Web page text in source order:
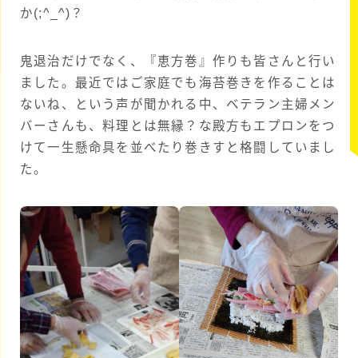
か(;^_^)？
鬼退治だけでなく、『恵方巻』作りも皆さんと行い
ました。最近ではご家庭でも海苔巻きを作ることは
ないね、という声が聞かれる中、ベテラン主婦メン
バーさんも、料理とは無縁？な殿方もエプロンをつ
けて一生懸命具を並べたり巻きすと格闘していまし
た。